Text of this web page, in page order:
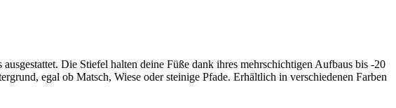
Die Stiefel halten deine Füße dank ihres mehrschichtigen Aufbaus bis -20
egal ob Matsch, Wiese oder steinige Pfade. Erhältlich in verschiedenen Farben